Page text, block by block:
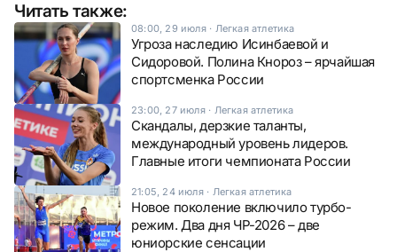
Читать также:
08:00, 29 июля· Легкая атлетика
Угроза наследию Исинбаевой и
Сидоровой. Полина Кнороз – ярчайшая
спортсменка России
23:00, 27 июля· Легкая атлетика
Скандалы, дерзкие таланты,
международный уровень лидеров.
Главные итоги чемпионата России
21:05, 24 июля· Легкая атлетика
Новое поколение включило турбо-
режим. Два дня ЧР-2026 – две
юниорские сенсации